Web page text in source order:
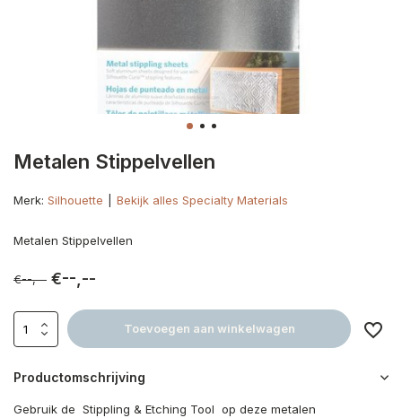
Metalen Stippelvellen
Merk: Silhouette Bekijk alles Specialty Materials
Metalen Stippelvellen
€--,-- €--,--
Toevoegen aan winkelwagen
Productomschrijving
Gebruik de Stippling & Etching Tool op deze metalen